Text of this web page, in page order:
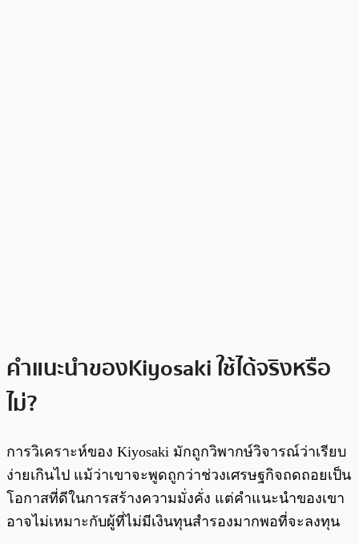
คำแนะนำของKiyosaki ใช้ได้จริงหรือ
ไม่?
การวิเคราะห์ของ Kiyosaki มักถูกวิพากษ์วิจารณ์ว่าเรียบ
ง่ายเกินไป แม้ว่าเขาจะพูดถูกว่าช่วงเศรษฐกิจถดถอยเป็น
โอกาสที่ดีในการสร้างความมั่งคั่ง แต่คำแนะนำของเขา
อาจไม่เหมาะกับผู้ที่ไม่มีเงินทุนสำรองมากพอที่จะลงทุน